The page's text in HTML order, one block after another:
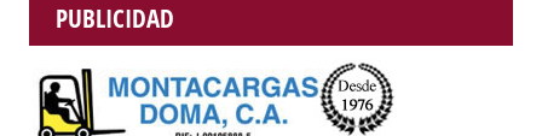
PUBLICIDAD